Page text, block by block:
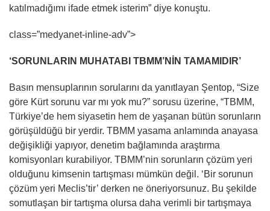
katılmadığımı ifade etmek isterim” diye konuştu.
class=”medyanet-inline-adv”>
‘SORUNLARIN MUHATABI TBMM’NİN TAMAMIDIR’
Basın mensuplarının sorularını da yanıtlayan Şentop, “Size
göre Kürt sorunu var mı yok mu?” sorusu üzerine, “TBMM,
Türkiye’de hem siyasetin hem de yaşanan bütün sorunların
görüşüldüğü bir yerdir. TBMM yasama anlamında anayasa
değişikliği yapıyor, denetim bağlamında araştırma
komisyonları kurabiliyor. TBMM’nin sorunların çözüm yeri
olduğunu kimsenin tartışması mümkün değil. ‘Bir sorunun
çözüm yeri Meclis’tir’ derken ne öneriyorsunuz. Bu şekilde
somutlaşan bir tartışma olursa daha verimli bir tartışmaya